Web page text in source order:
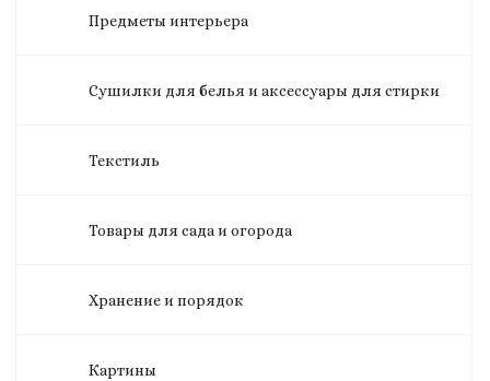
Предметы интерьера
Сушилки для белья и аксессуары для стирки
Текстиль
Товары для сада и огорода
Хранение и порядок
Картины